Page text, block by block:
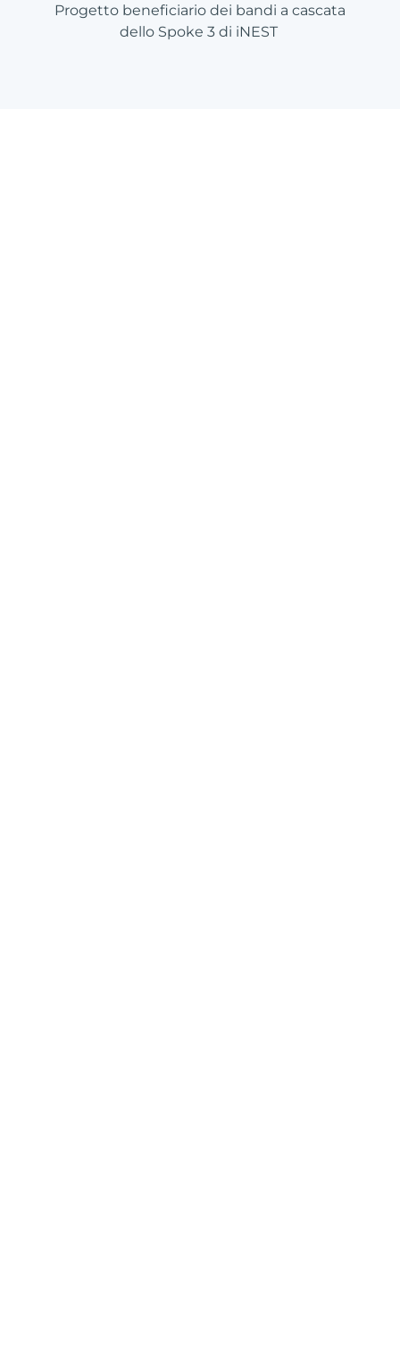
Progetto beneficiario dei bandi a cascata
dello Spoke 3 di iNEST